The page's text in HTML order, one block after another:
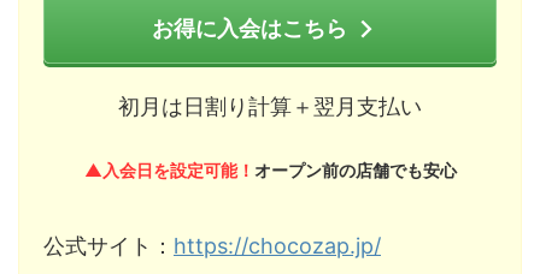
お得に入会はこちら
初月は日割り計算＋翌月支払い
▲入会日を設定可能！ オープン前の店舗でも安心
公式サイト： https://chocozap.jp/